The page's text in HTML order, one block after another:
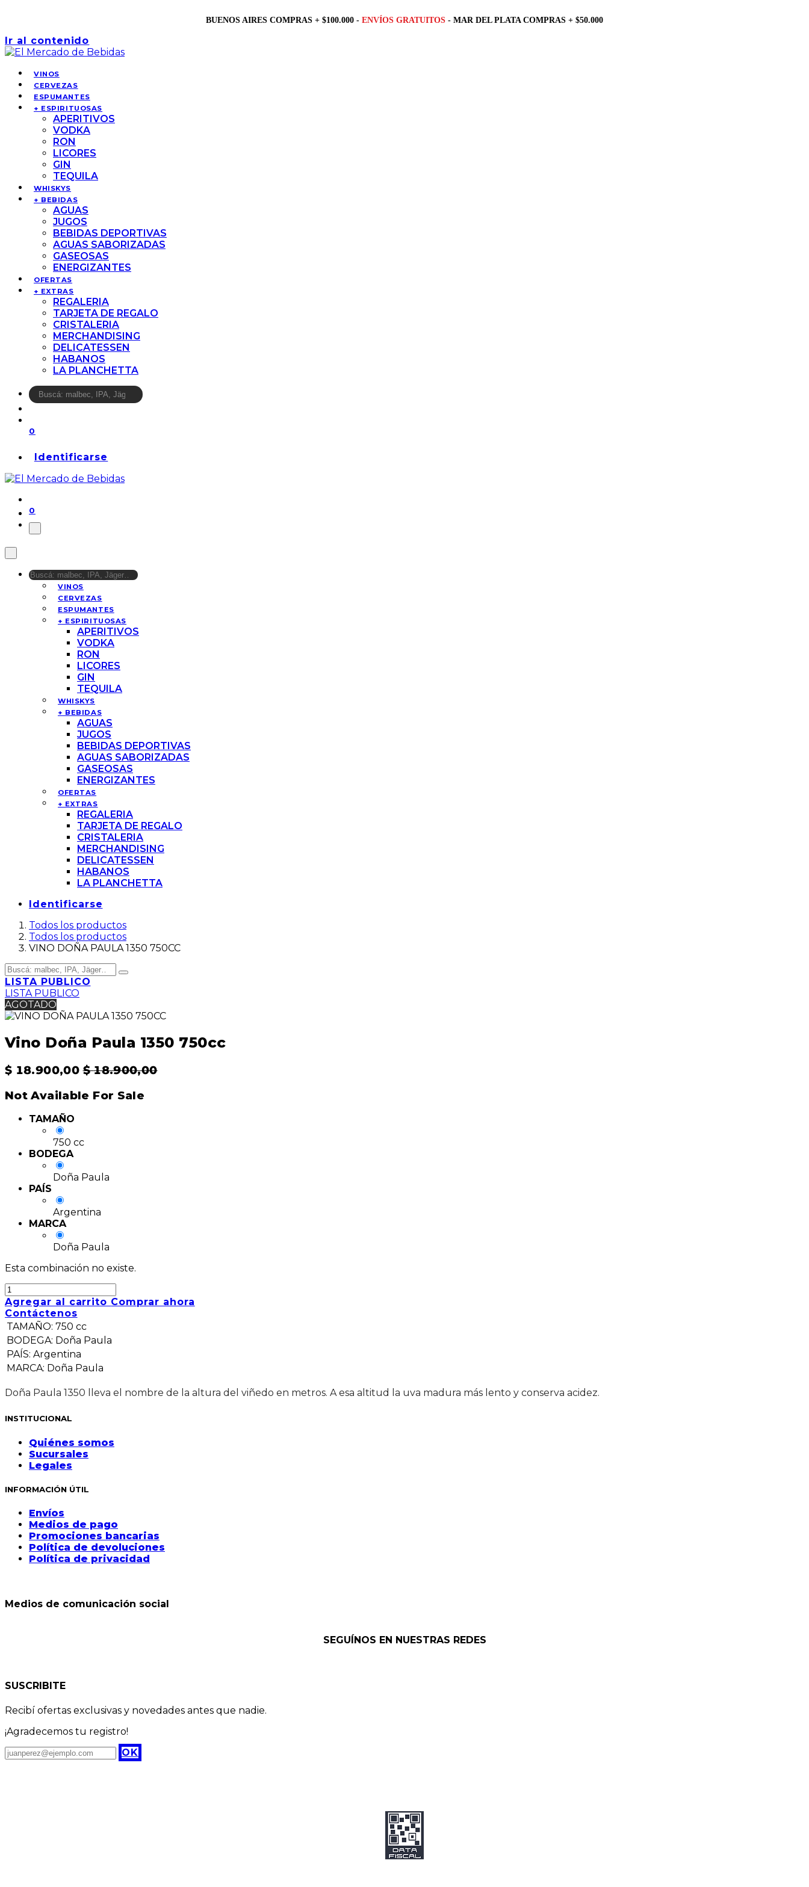
BUENOS AIRES COMPRAS + $100.000 - ENVÍOS GRATUITOS - MAR DEL PLATA COMPRAS + $50.000
Ir al contenido
VINOS
CERVEZAS
ESPUMANTES
+ ESPIRITUOSAS
APERITIVOS
VODKA
RON
LICORES
GIN
TEQUILA
WHISKYS
+ BEBIDAS
AGUAS
JUGOS
BEBIDAS DEPORTIVAS
AGUAS SABORIZADAS
GASEOSAS
ENERGIZANTES
OFERTAS
+ EXTRAS
REGALERIA
TARJETA DE REGALO
CRISTALERIA
MERCHANDISING
DELICATESSEN
HABANOS
LA PLANCHETTA
0
Identificarse
0
VINOS
CERVEZAS
ESPUMANTES
+ ESPIRITUOSAS
APERITIVOS
VODKA
RON
LICORES
GIN
TEQUILA
WHISKYS
+ BEBIDAS
AGUAS
JUGOS
BEBIDAS DEPORTIVAS
AGUAS SABORIZADAS
GASEOSAS
ENERGIZANTES
OFERTAS
+ EXTRAS
REGALERIA
TARJETA DE REGALO
CRISTALERIA
MERCHANDISING
DELICATESSEN
HABANOS
LA PLANCHETTA
Identificarse
Todos los productos
Todos los productos
VINO DOÑA PAULA 1350 750CC
LISTA PUBLICO
LISTA PUBLICO
AGOTADO
Vino Doña Paula 1350 750cc
$ 18.900,00 $18.900,00
Not Available For Sale
TAMAÑO
750 cc
BODEGA
Doña Paula
PAÍS
Argentina
MARCA
Doña Paula
Esta combinación no existe.
Agregar al carrito Comprar ahora
Contáctenos
TAMAÑO: 750 cc
BODEGA: Doña Paula
PAÍS: Argentina
MARCA: Doña Paula
Doña Paula 1350 lleva el nombre de la altura del viñedo en metros. A esa altitud la uva madura más lento y conserva acidez.
INSTITUCIONAL
Quiénes somos
Sucursales
Legales
INFORMACIÓN ÚTIL
Envíos
Medios de pago
Promociones bancarias
Política de devoluciones
Política de privacidad
Medios de comunicación social
SEGUÍNOS EN NUESTRAS REDES
SUSCRIBITE
Recibí ofertas exclusivas y novedades antes que nadie.
¡Agradecemos tu registro!
OK